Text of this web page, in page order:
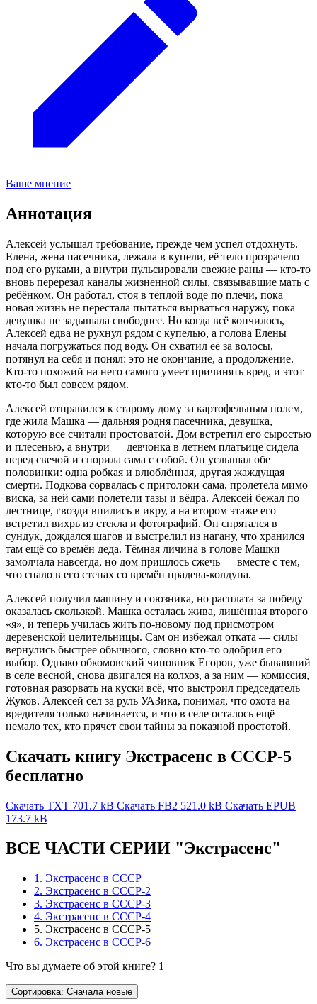
Ваше мнение
Аннотация
Алексей услышал требование, прежде чем успел отдохнуть.
Елена, жена пасечника, лежала в купели, её тело прозрачело
под его руками, а внутри пульсировали свежие раны — кто-то
вновь перерезал каналы жизненной силы, связывавшие мать с
ребёнком. Он работал, стоя в тёплой воде по плечи, пока
новая жизнь не перестала пытаться вырваться наружу, пока
девушка не задышала свободнее. Но когда всё кончилось,
Алексей едва не рухнул рядом с купелью, а голова Елены
начала погружаться под воду. Он схватил её за волосы,
потянул на себя и понял: это не окончание, а продолжение.
Кто-то похожий на него самого умеет причинять вред, и этот
кто-то был совсем рядом.
Алексей отправился к старому дому за картофельным полем,
где жила Машка — дальняя родня пасечника, девушка,
которую все считали простоватой. Дом встретил его сыростью
и плесенью, а внутри — девчонка в летнем платьице сидела
перед свечой и спорила сама с собой. Он услышал обе
половинки: одна робкая и влюблённая, другая жаждущая
смерти. Подкова сорвалась с притолоки сама, пролетела мимо
виска, за ней сами полетели тазы и вёдра. Алексей бежал по
лестнице, гвозди впились в икру, а на втором этаже его
встретил вихрь из стекла и фотографий. Он спрятался в
сундук, дождался шагов и выстрелил из нагану, что хранился
там ещё со времён деда. Тёмная личина в голове Машки
замолчала навсегда, но дом пришлось сжечь — вместе с тем,
что спало в его стенах со времён прадева-колдуна.
Алексей получил машину и союзника, но расплата за победу
оказалась скользкой. Машка осталась жива, лишённая второго
«я», и теперь училась жить по-новому под присмотром
деревенской целительницы. Сам он избежал отката — силы
вернулись быстрее обычного, словно кто-то одобрил его
выбор. Однако обкомовский чиновник Егоров, уже бывавший
в селе весной, снова двигался на колхоз, а за ним — комиссия,
готовная разорвать на куски всё, что выстроил председатель
Жуков. Алексей сел за руль УАЗика, понимая, что охота на
вредителя только начинается, и что в селе осталось ещё
немало тех, кто прячет свои тайны за показной простотой.
Скачать книгу Экстрасенс в СССР-5
бесплатно
Скачать TXT 701.7 kB Скачать FB2 521.0 kB Скачать EPUB
173.7 kB
ВСЕ ЧАСТИ СЕРИИ "Экстрасенс"
1. Экстрасенс в СССР
2. Экстрасенс в СССР-2
3. Экстрасенс в СССР-3
4. Экстрасенс в СССР-4
5. Экстрасенс в СССР-5
6. Экстрасенс в СССР-6
Что вы думаете об этой книге? 1
Сортировка: Сначала новые